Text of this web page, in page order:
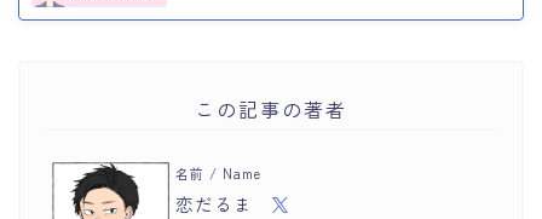
この記事の著者
名前 / Name
恋だるま